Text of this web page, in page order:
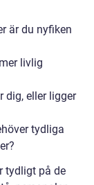
är du nyfiken
livlig
dig, eller ligger
tydliga
tydligt på de